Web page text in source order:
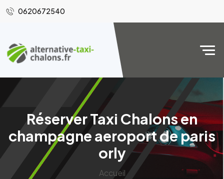
0620672540
Réserver Taxi Chalons en
champagne aeroport de paris
orly
Accueil